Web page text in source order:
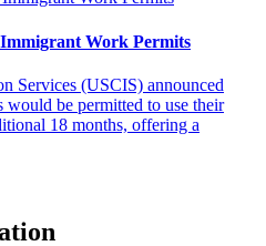
Work Permits
Services (USCIS) announced
be permitted to use their
18 months, offering a